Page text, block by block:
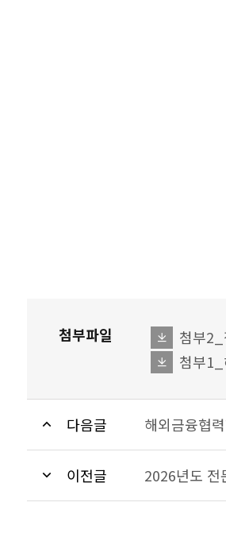
첨부파일 파일다운로
첨부
파일다운로
첨부
다음글 해외금융협
이전글 2026년도 전